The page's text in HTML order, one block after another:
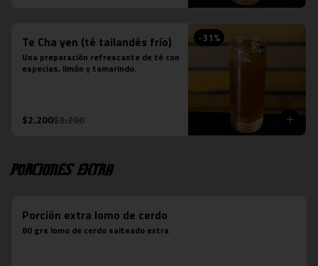
-31%
Te Cha yen (té tailandés frío)
Una preparación refrescante de té con
especias, limón y tamarindo.
$2.200$3.200
Porciones Extra
Porción extra lomo de cerdo
80 grs lomo de cerdo salteado extra